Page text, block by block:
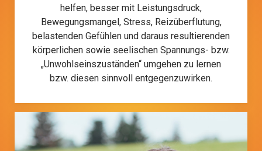
helfen, besser mit Leistungsdruck,
Bewegungsmangel, Stress, Reizüberflutung,
belastenden Gefühlen und daraus resultierenden
körperlichen sowie seelischen Spannungs- bzw.
„Unwohlseinszuständen“ umgehen zu lernen
bzw. diesen sinnvoll entgegenzuwirken.